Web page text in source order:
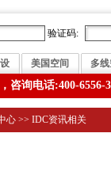
验证码:
美国空间 多
咨询电话:400-6556-
心 >>IDC资讯相关